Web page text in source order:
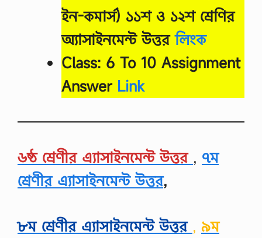
ইন-কমার্স) ১১শ ও ১২শ শ্রেণির
অ্যাসাইনমেন্ট উত্তরলিংক
Class: 6 To 10 Assignment
Answer Link
৬ষ্ঠ শ্রেণীর এ্যাসাইনমেন্ট উত্তর , ৭ম
শ্রেণীর এ্যাসাইনমেন্ট উত্তর,
৮ম শ্রেণীর এ্যাসাইনমেন্ট উত্তর , ৯ম